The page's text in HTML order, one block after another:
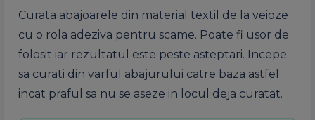
Curata abajoarele din material textil de la veioze
cu o rola adeziva pentru scame. Poate fi usor de
folosit iar rezultatul este peste asteptari. Incepe
sa curati din varful abajurului catre baza astfel
incat praful sa nu se aseze in locul deja curatat.